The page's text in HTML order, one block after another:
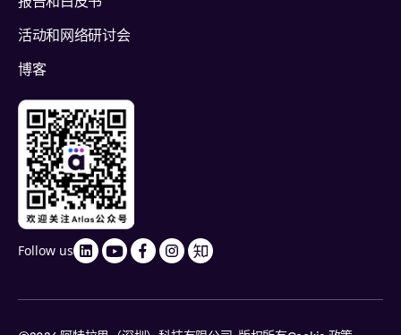
活动和网络研讨会
博客
Follow us